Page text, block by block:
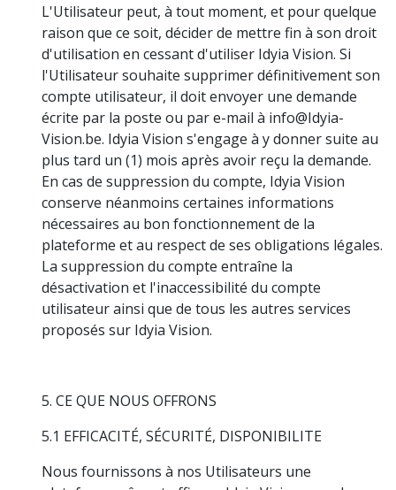
L'Utilisateur peut, à tout moment, et pour quelque
raison que ce soit, décider de mettre fin à son droit
d'utilisation en cessant d'utiliser Idyia Vision. Si
l'Utilisateur souhaite supprimer définitivement son
compte utilisateur, il doit envoyer une demande
écrite par la poste ou par e-mail à info@Idyia-
Vision.be. Idyia Vision s'engage à y donner suite au
plus tard un (1) mois après avoir reçu la demande.
En cas de suppression du compte, Idyia Vision
conserve néanmoins certaines informations
nécessaires au bon fonctionnement de la
plateforme et au respect de ses obligations légales.
La suppression du compte entraîne la
désactivation et l'inaccessibilité du compte
utilisateur ainsi que de tous les autres services
proposés sur Idyia Vision.
5. CE QUE NOUS OFFRONS
5.1 EFFICACITÉ, SÉCURITÉ, DISPONIBILITE
Nous fournissons à nos Utilisateurs une